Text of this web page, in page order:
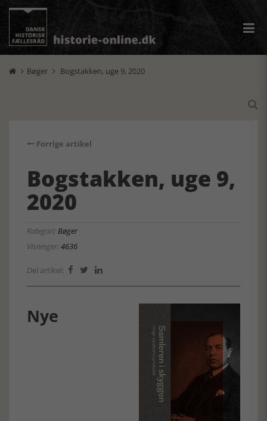
 Bøger  Bogstakken, uge 9, 2020

Forrige artikel
Bogstakken, uge 9,
2020
Kategori:Bøger
Visninger:4636
Del artikel:   
Nye